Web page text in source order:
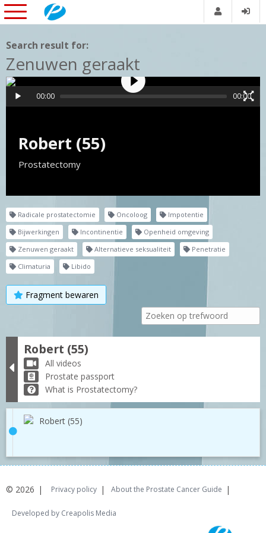
Search result for:
Zenuwen geraakt
Robert (55)
Prostatectomy
00:00 00:00
Radicale prostatectomie Oncoloog
Impotentie
Bijwerkingen
Incontinentie
Openheid omgeving
Zenuwen geraakt
Alternatieve seksualiteit
Penetratie
Climaturia
Libido
Fragment bewaren
Robert (55)
All videos
Prostate passport
What is Prostatectomy?
Robert (55)
© 2026 Privacy policy About the Prostate Cancer Guide
Developed by Creapolis Media